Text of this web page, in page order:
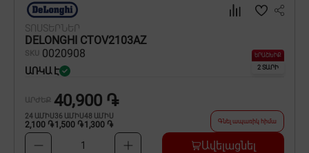
Ինքնագնացներ և ինքնագլորներ
ՏՈՍՏԵՐՆԵՐ
DELONGHI CTOV2103AZ
SKU 0020908
ԱՌԿԱ Է
ԵՐԱՇԽԻՔ
2 ՏԱՐԻ
ԱՐԺԵՔ 40,900 ֏
24 ԱՄԻՍ
2,100 ֏
36 ԱՄԻՍ
1,500 ֏
48 ԱՄԻՍ
1,300 ֏ Գնել ապառիկ հիմա
1 Ավելացնել